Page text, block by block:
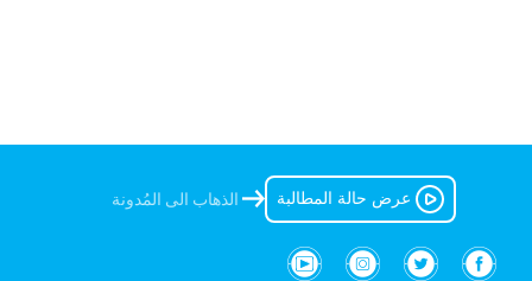
الذهاب الى المُدونة